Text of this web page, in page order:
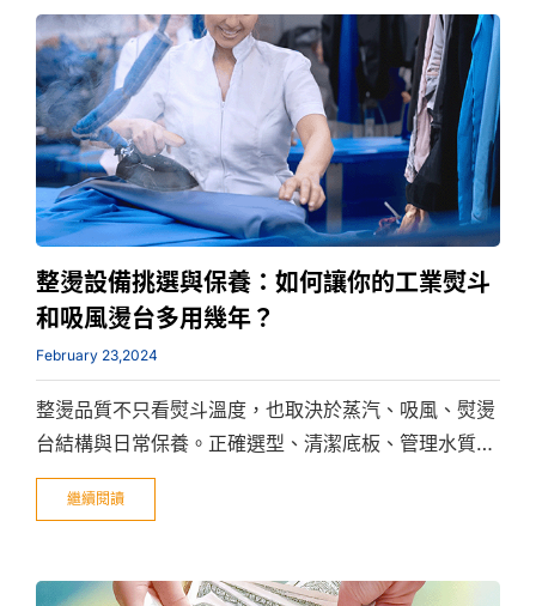
整燙設備挑選與保養：如何讓你的工業熨斗
和吸風燙台多用幾年？
February 23,2024
整燙品質不只看熨斗溫度，也取決於蒸汽、吸風、熨燙
台結構與日常保養。正確選型、清潔底板、管理水質與
定期除垢，能延長設備壽命並穩定成衣外觀。
繼續閱讀